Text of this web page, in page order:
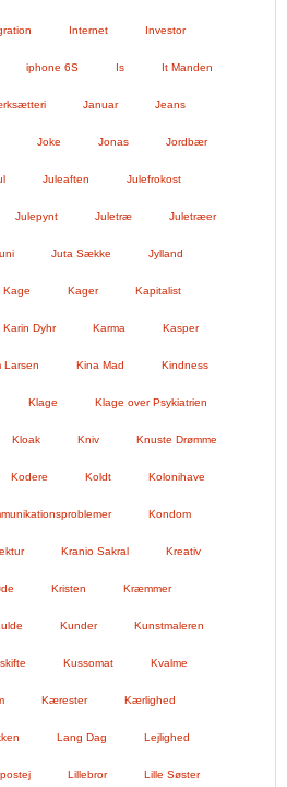
Internet Investor
iphone 6S Is It Manden
Januar Jeans
Joke Jonas Jordbær
Juleaften Julefrokost
Julepynt Juletræ Juletræer
Juta Sække Jylland
Kage Kager Kapitalist
Karin Dyhr Karma Kasper
Larsen Kina Mad Kindness
Klage Klage over Psykiatrien
Kloak Kniv Knuste Drømme
Kodere Koldt Kolonihave
Kondom
Kranio Sakral Kreativ
Kristen Kræmmer
Kunder Kunstmaleren
Kussomat Kvalme
Kærester Kærlighed
Lang Dag Lejlighed
Lillebror Lille Søster